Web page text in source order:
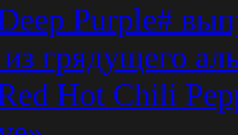
Purple#
грядущего
Hot Chili